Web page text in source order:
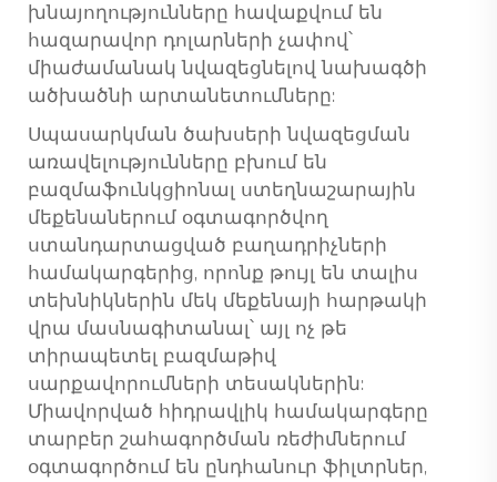
խնայողությունները հավաքվում են
հազարավոր դոլարների չափով՝
միաժամանակ նվազեցնելով նախագծի
ածխածնի արտանետումները:
Սպասարկման ծախսերի նվազեցման
առավելությունները բխում են
բազմաֆունկցիոնալ ստեղնաշարային
մեքենաներում օգտագործվող
ստանդարտացված բաղադրիչների
համակարգերից, որոնք թույլ են տալիս
տեխնիկներին մեկ մեքենայի հարթակի
վրա մասնագիտանալ՝ այլ ոչ թե
տիրապետել բազմաթիվ
սարքավորումների տեսակներին:
Միավորված հիդրավլիկ համակարգերը
տարբեր շահագործման ռեժիմներում
օգտագործում են ընդհանուր ֆիլտրներ,